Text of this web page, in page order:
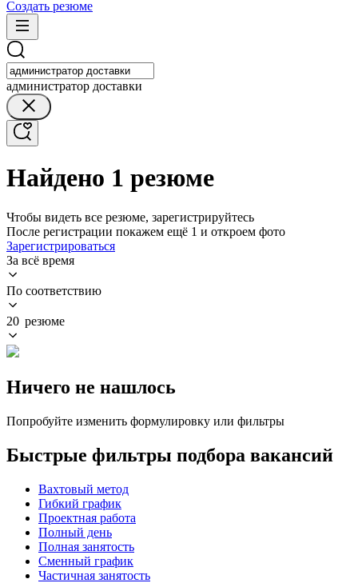
Создать резюме
администратор доставки
Найдено 1 резюме
Чтобы видеть все резюме, зарегистрируйтесь
После регистрации покажем ещё 1 и откроем фото
Зарегистрироваться
За всё время
По соответствию
20 резюме
Ничего не нашлось
Попробуйте изменить формулировку или фильтры
Быстрые фильтры подбора вакансий
Вахтовый метод
Гибкий график
Проектная работа
Полный день
Полная занятость
Сменный график
Частичная занятость